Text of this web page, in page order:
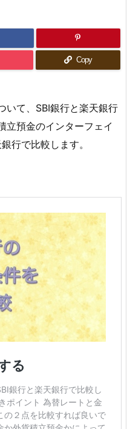
Copy
いて、SBI銀行と楽天銀行
立預金のインターフェイ
行で比較します。